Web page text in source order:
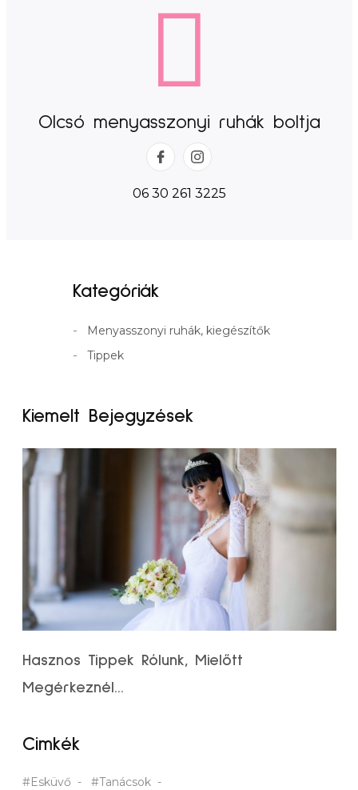
Olcsó menyasszonyi ruhák boltja
06 30 261 3225
Kategóriák
Menyasszonyi ruhák, kiegészítők
Tippek
Kiemelt Bejegyzések
Hasznos Tippek Rólunk, Mielőtt
Megérkeznél...
Cimkék
#Esküvő
#Tanácsok